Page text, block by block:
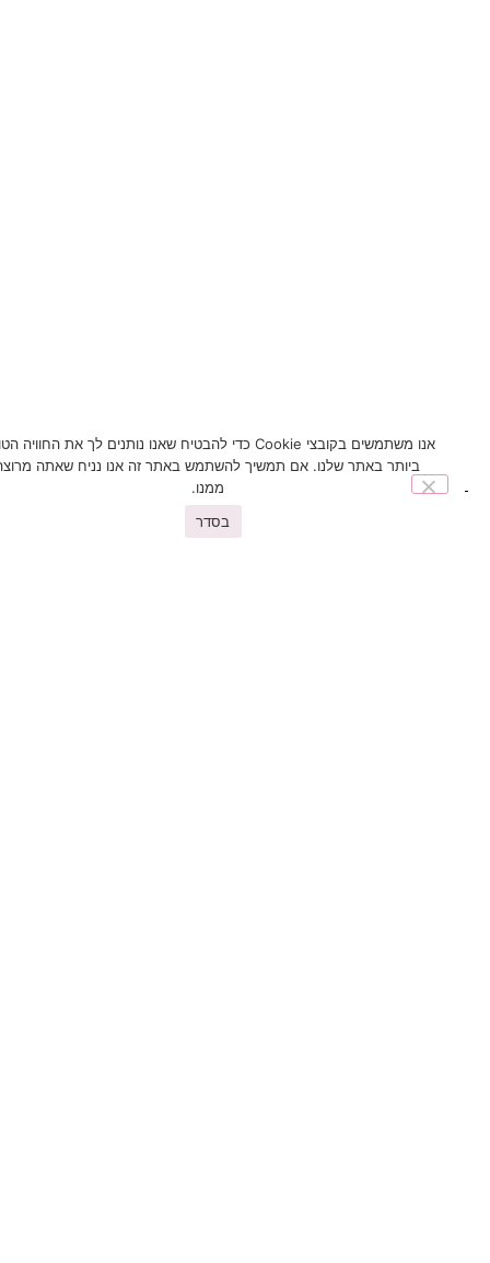
You may also like
אנו משתמשים בקובצי Cookie כדי להבטיח שאנו נותנים לך את החוויה הטובה
ביותר באתר שלנו. אם תמשיך להשתמש באתר זה אנו נניח שאתה מרוצה
ממנו.
בסדר